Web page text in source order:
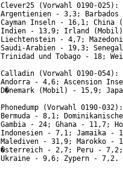
Clever25 (Vorwahl 0190-025):
Argentienien - 3,3;
Cayman Inseln - 16,1;
Indien - 13,9; Irland
Liechtenstein - 4,7;
Saudi-Arabien - 19,3;
Trinidad und Tobago - 18;
Calladin (Vorwahl 0190-054):
Andorra - 4,6; Ascension
D�nemark (Mobil) - 15,9;
Phonedump (Vorwahl 0190-032):
Bermuda - 8,1;
Gambia - 24; Ghana - 11,7;
Indonesien - 7,1; Jamaika -
Malediven - 31,9; Marokko -
�sterreich - 2,7; Peru - 7,2;
Ukraine - 9,6; Zypern - 7,2.